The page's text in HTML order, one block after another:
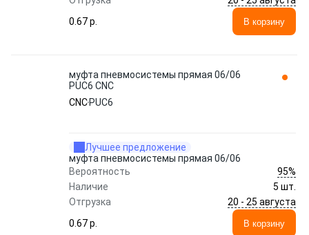
0.67 p.
В корзину
муфта пневмосистемы прямая 06/06
PUC6 CNC
CNC PUC6
Лучшее предложение
муфта пневмосистемы прямая 06/06
Вероятность
95%
Наличие
5 шт.
Отгрузка
20 - 25 августа
0.67 p.
В корзину